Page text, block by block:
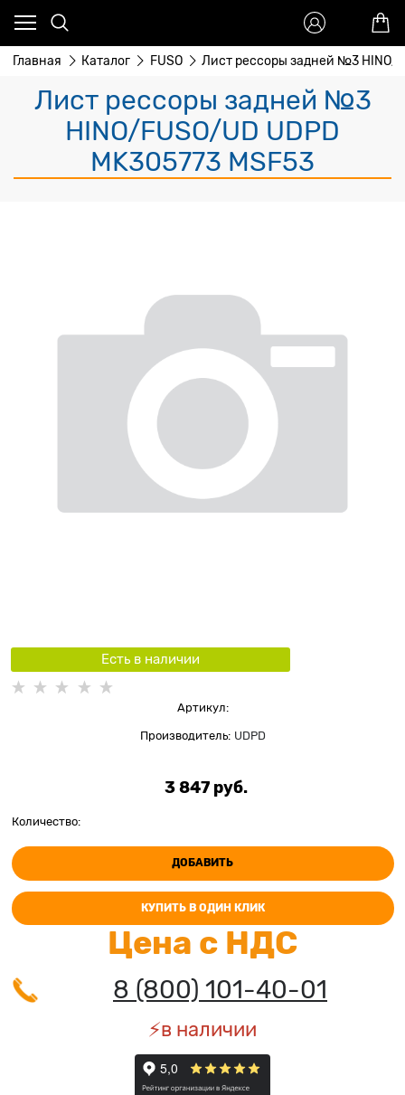
Главная Каталог FUSO Лист рессоры задней №3 HINO/
Лист рессоры задней №3
HINO/FUSO/UD UDPD
MK305773 MSF53
Есть в наличии
Артикул:
Производитель: UDPD
3 847 руб.
Количество:
ДОБАВИТЬ
КУПИТЬ В ОДИН КЛИК
Цена с НДС
8 (800) 101-40-01
⚡️в наличии